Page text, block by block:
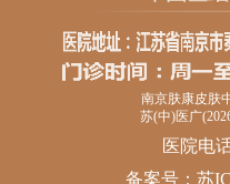
南京肤康皮肤
苏(中)医广
医院电
备案号： 苏